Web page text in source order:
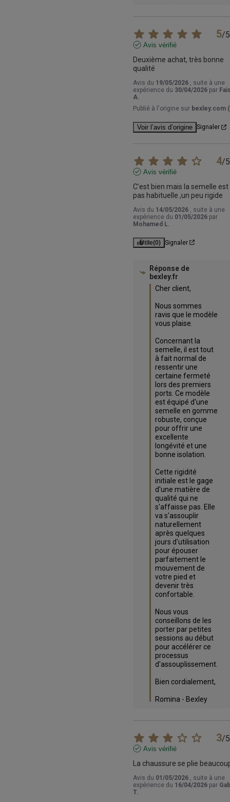
5/5
Avis vérifié
Deuxième achat, très bonne
qualité
Avis du 19/05/2026
, suite à une
expérience du 30/04/2026 par
A.
Publié à l'origine sur bexley.com
Voir l’avis d’origine Signaler
4/5
Avis vérifié
C’est bien mais la semelle est
pas habituelle ,un peu rigide
Avis du 14/05/2026
, suite à une
expérience du 01/05/2026 par
Mohamed L.
Utile(0) Signaler
Réponse de
bexley.fr
Cher client,
Nous sommes
ravis que le modèle
vous plaise.
Concernant la
semelle, il est tout
à fait normal de
ressentir une
certaine fermeté
lors des premiers
ports. Ce modèle
est équipé d'une
semelle en gomme
robuste, conçue
pour offrir une
excellente
longévité et une
bonne isolation.
Cette rigidité
initiale est le gage
d'une matière de
qualité qui ne
s'affaisse pas. Elle
va s'assouplir
naturellement
après quelques
jours d'utilisation
pour épouser
parfaitement le
mouvement de
votre pied et
devenir très
confortable.
Nous vous
conseillons de les
porter par petites
sessions au début
pour accélérer ce
processus
d'assouplissement.
Bien cordialement,
Romina - Bexley
3/5
Avis vérifié
La chaussure se plie
Avis du 01/05/2026
, suite à une
expérience du 16/04/2026 par
T.